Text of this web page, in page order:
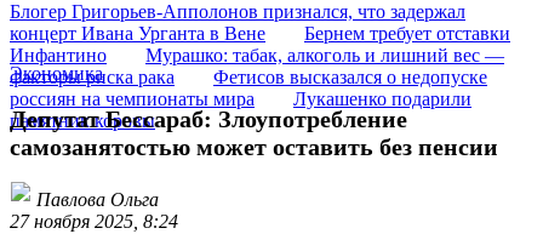
Блогер Григорьев-Апполонов признался, что задержал
концерт Ивана Урганта в Вене
Бернем требует отставки
Инфантино
Мурашко: табак, алкоголь и лишний вес —
факторы риска рака
Фетисов высказался о недопуске
россиян на чемпионаты мира
Лукашенко подарили
памятник коровы
Экономика
Депутат Бессараб: Злоупотребление
самозанятостью может оставить без пенсии
Павлова Ольга
27 ноября 2025, 8:24